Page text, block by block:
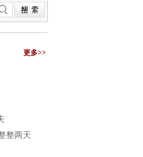
更多>>
整两天